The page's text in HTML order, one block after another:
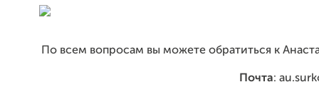
По всем вопросам вы можете обратиться к
Почта: